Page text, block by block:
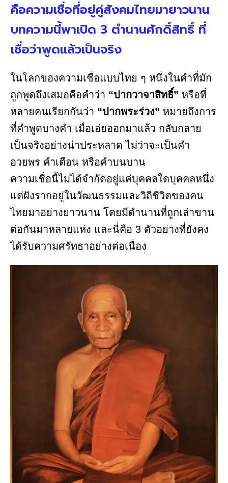
คือความเชื่อที่อยู่คู่สังคมไทยมายาวนาน
บทความนี้พาเปิด 3 ตำนานศักดิ์สิทธิ์ ที่
เชื่อว่าพูดแล้วเป็นจริง
ในโลกของความเชื่อแบบไทย ๆ หนึ่งในคำที่มัก
ถูกพูดถึงเสมอคือคำว่า “ปากวาจาสิทธิ์” หรือที่
หลายคนเรียกกันว่า “ปากพระร่วง” หมายถึงการ
ที่คำพูดบางคำ เมื่อเอ่ยออกมาแล้ว กลับกลาย
เป็นจริงอย่างน่าประหลาด ไม่ว่าจะเป็นคำ
อวยพร คำเตือน หรือคำบนบาน
ความเชื่อนี้ไม่ได้จำกัดอยู่แค่บุคคลใดบุคคลหนึ่ง
แต่ฝังรากอยู่ในวัฒนธรรมและวิถีชีวิตของคน
ไทยมาอย่างยาวนาน โดยมีตำนานที่ถูกเล่าขาน
ต่อกันมาหลายแห่ง และนี่คือ 3 ตัวอย่างที่ยังคง
ได้รับความศรัทธาอย่างต่อเนื่อง